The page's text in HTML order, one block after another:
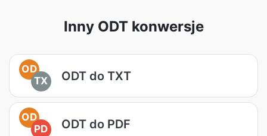
Inny ODT konwersje
OD
TX
ODT do TXT
OD
PD
ODT do PDF